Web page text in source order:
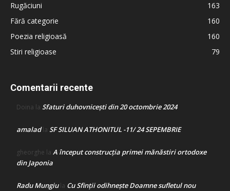
Rugăciuni
163
Fără categorie
160
Poezia religioasă
160
Stiri religioase
79
Comentarii recente
Doina la Sfaturi duhovnicești din 20 octombrie 2024
amaladla SF SILUAN ATHONITUL -11/ 24 SEPEMBRIE
gheorghe la A început construcţia primei mănăstiri ortodoxe
din Japonia
Radu Mungiula Cu Sfinții odihnește Doamne sufletul nou